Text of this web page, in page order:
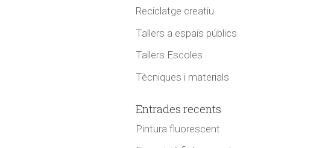
Reciclatge creatiu
Tallers a espais públics
Tallers Escoles
Tècniques i materials
Entrades recents
Pintura fluorescent